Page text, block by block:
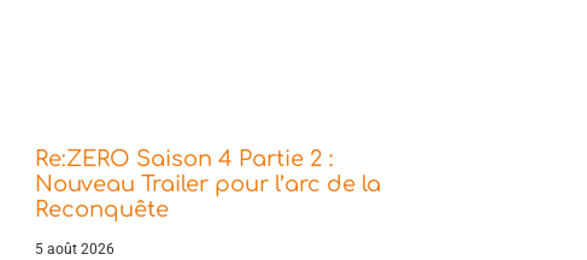
Re:ZERO Saison 4 Partie 2 :
Nouveau Trailer pour l’arc de la
Reconquête
5 août 2026